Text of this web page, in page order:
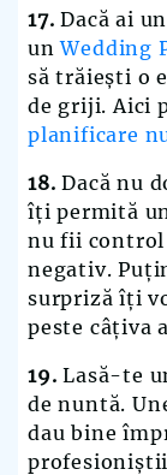
17. Dacă ai
unWedding
să trăiești o
de griji. Aici
planificare
18. Dacă nu
îți permită
nu fii control
negativ.
surpriză îți
peste câțiva
19. Lasă-te
de nuntă.
dau bine